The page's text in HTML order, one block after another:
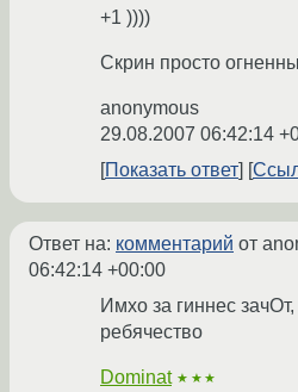
+1 ))))
Скрин просто
anonymous
29.08.2007 06:42:14
Показать ответ
Ответ на: комментарий от
06:42:14 +00:00
Имхо за гиннес
ребячество
Dominat ★★★